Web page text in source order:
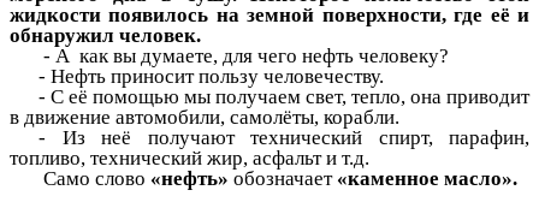
жидкости появилось на земной поверхности, где её и
обнаружил человек.
- А как вы думаете, для чего нефть человеку?
- Нефть приносит пользу человечеству.
- С её помощью мы получаем свет, тепло, она приводит
в движение автомобили, самолёты, корабли.
- Из неё получают технический спирт, парафин,
топливо, технический жир, асфальт и т.д.
Само слово «нефть» обозначает«каменное масло».